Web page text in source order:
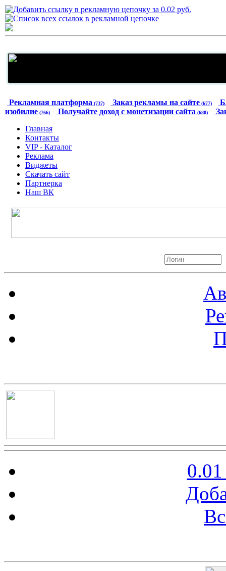
Рекламная платформа (737) Заказ рекламы на сайте (677)
изобилие (766) Получайте доход с монетизации сайта (680)
Главная
Контакты
VIP - Каталог
Реклама
Виджеты
Скачать сайт
Партнерка
Наш ВК